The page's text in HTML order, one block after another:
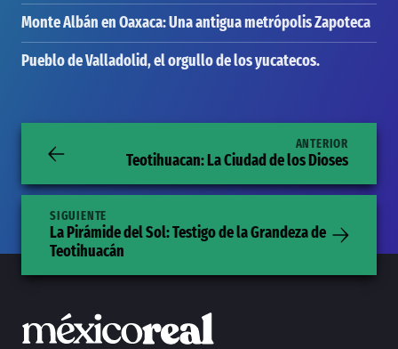
Monte Albán en Oaxaca: Una antigua metrópolis Zapoteca
Pueblo de Valladolid, el orgullo de los yucatecos.
ANTERIOR
Teotihuacan: La Ciudad de los Dioses
SIGUIENTE
La Pirámide del Sol: Testigo de la Grandeza de
Teotihuacán